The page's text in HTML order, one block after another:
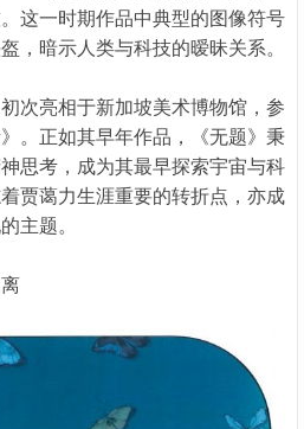
这一时期作品中典型的图像符号
，暗示人类与科技的暧昧关系。
次亮相于新加坡美术博物馆，参
。正如其早年作品，《无题》秉
思考，成为其最早探索宇宙与科
贾蔼力生涯重要的转折点，亦成
主题。